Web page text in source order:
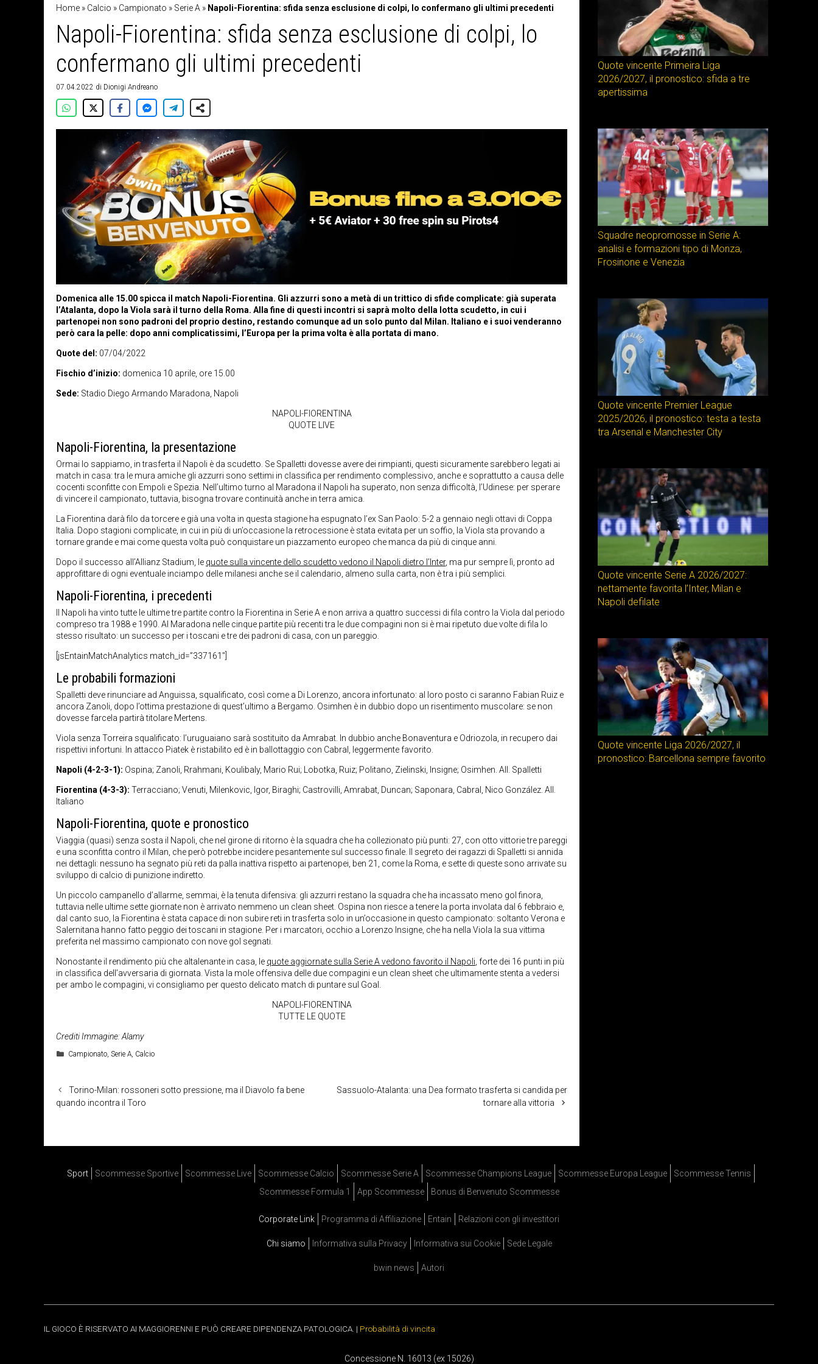
Home » Calcio » Campionato » Serie A » Napoli-Fiorentina: sfida senza esclusione di colpi, lo confermano gli ultimi precedenti
Napoli-Fiorentina: sfida senza esclusione di colpi, lo
confermano gli ultimi precedenti
07.04.2022 di Dionigi Andreano
Domenica alle 15.00 spicca il match Napoli-Fiorentina. Gli azzurri sono a metà di un trittico di sfide complicate: già superata
l’Atalanta, dopo la Viola sarà il turno della Roma. Alla fine di questi incontri si saprà molto della lotta scudetto, in cui i
partenopei non sono padroni del proprio destino, restando comunque ad un solo punto dal Milan. Italiano e i suoi venderanno
però cara la pelle: dopo anni complicatissimi, l’Europa per la prima volta è alla portata di mano.
Quote del: 07/04/2022
Fischio d’inizio: domenica 10 aprile, ore 15.00
Sede: Stadio Diego Armando Maradona, Napoli
NAPOLI-FIORENTINA
QUOTE LIVE
Napoli-Fiorentina, la presentazione
Ormai lo sappiamo, in trasferta il Napoli è da scudetto. Se Spalletti dovesse avere dei rimpianti, questi sicuramente sarebbero legati ai
match in casa: tra le mura amiche gli azzurri sono settimi in classifica per rendimento complessivo, anche e soprattutto a causa delle
cocenti sconfitte con Empoli e Spezia. Nell’ultimo turno al Maradona il Napoli ha superato, non senza difficoltà, l’Udinese: per sperare
di vincere il campionato, tuttavia, bisogna trovare continuità anche in terra amica.
La Fiorentina darà filo da torcere e già una volta in questa stagione ha espugnato l’ex San Paolo: 5-2 a gennaio negli ottavi di Coppa
Italia. Dopo stagioni complicate, in cui in più di un’occasione la retrocessione è stata evitata per un soffio, la Viola sta provando a
tornare grande e mai come questa volta può conquistare un piazzamento europeo che manca da più di cinque anni.
Dopo il successo all’Allianz Stadium, le quote sulla vincente dello scudetto vedono il Napoli dietro l’Inter, ma pur sempre lì, pronto ad
approfittare di ogni eventuale inciampo delle milanesi anche se il calendario, almeno sulla carta, non è tra i più semplici.
Napoli-Fiorentina, i precedenti
Il Napoli ha vinto tutte le ultime tre partite contro la Fiorentina in Serie A e non arriva a quattro successi di fila contro la Viola dal periodo
compreso tra 1988 e 1990. Al Maradona nelle cinque partite più recenti tra le due compagini non si è mai ripetuto due volte di fila lo
stesso risultato: un successo per i toscani e tre dei padroni di casa, con un pareggio.
[jsEntainMatchAnalytics match_id=”337161″]
Le probabili formazioni
Spalletti deve rinunciare ad Anguissa, squalificato, così come a Di Lorenzo, ancora infortunato: al loro posto ci saranno Fabian Ruiz e
ancora Zanoli, dopo l’ottima prestazione di quest’ultimo a Bergamo. Osimhen è in dubbio dopo un risentimento muscolare: se non
dovesse farcela partirà titolare Mertens.
Viola senza Torreira squalificato: l’uruguaiano sarà sostituito da Amrabat. In dubbio anche Bonaventura e Odriozola, in recupero dai
rispettivi infortuni. In attacco Piatek è ristabilito ed è in ballottaggio con Cabral, leggermente favorito.
Napoli (4-2-3-1): Ospina; Zanoli, Rrahmani, Koulibaly, Mario Rui; Lobotka, Ruiz; Politano, Zielinski, Insigne; Osimhen. All. Spalletti
Fiorentina (4-3-3): Terracciano; Venuti, Milenkovic, Igor, Biraghi; Castrovilli, Amrabat, Duncan; Saponara, Cabral, Nico González. All.
Italiano
Napoli-Fiorentina, quote e pronostico
Viaggia (quasi) senza sosta il Napoli, che nel girone di ritorno è la squadra che ha collezionato più punti: 27, con otto vittorie tre pareggi
e una sconfitta contro il Milan, che però potrebbe incidere pesantemente sul successo finale. Il segreto dei ragazzi di Spalletti si annida
nei dettagli: nessuno ha segnato più reti da palla inattiva rispetto ai partenopei, ben 21, come la Roma, e sette di queste sono arrivate su
sviluppo di calcio di punizione indiretto.
Un piccolo campanello d’allarme, semmai, è la tenuta difensiva: gli azzurri restano la squadra che ha incassato meno gol finora,
tuttavia nelle ultime sette giornate non è arrivato nemmeno un clean sheet. Ospina non riesce a tenere la porta involata dal 6 febbraio e,
dal canto suo, la Fiorentina è stata capace di non subire reti in trasferta solo in un’occasione in questo campionato: soltanto Verona e
Salernitana hanno fatto peggio dei toscani in stagione. Per i marcatori, occhio a Lorenzo Insigne, che ha nella Viola la sua vittima
preferita nel massimo campionato con nove gol segnati.
Nonostante il rendimento più che altalenante in casa, le quote aggiornate sulla Serie A vedono favorito il Napoli , forte dei 16 punti in più
in classifica dell’avversaria di giornata. Vista la mole offensiva delle due compagini e un clean sheet che ultimamente stenta a vedersi
per ambo le compagini, vi consigliamo per questo delicato match di puntare sul Goal.
NAPOLI-FIORENTINA
TUTTE LE QUOTE
Crediti Immagine: Alamy
Categorie
Campionato,Serie A, Calcio
Torino-Milan: rossoneri sotto pressione, ma il Diavolo fa bene
quando incontra il Toro
Sassuolo-Atalanta: una Dea formato trasferta si candida per
tornare alla vittoria
Quote vincente Primeira Liga
2026/2027, il pronostico: sfida a tre
apertissima
Squadre neopromosse in Serie A:
analisi e formazioni tipo di Monza,
Frosinone e Venezia
Quote vincente Premier League
2025/2026, il pronostico: testa a testa
tra Arsenal e Manchester City
Quote vincente Serie A 2026/2027:
nettamente favorita l’Inter, Milan e
Napoli defilate
Quote vincente Liga 2026/2027, il
pronostico: Barcellona sempre favorito
Sport Scommesse Sportive Scommesse Live Scommesse Calcio Scommesse Serie A Scommesse Champions League Scommesse Europa League
Scommesse Tennis
Scommesse Formula 1
App Scommesse Bonus di Benvenuto Scommesse
Corporate Link Programma di Affiliazione Entain Relazioni con gli investitori
Chi siamo Informativa sulla Privacy Informativa sui Cookie Sede Legale
bwin news Autori
IL GIOCO È RISERVATO AI MAGGIORENNI E PUÒ CREARE DIPENDENZA PATOLOGICA. | Probabilità di vincita
Concessione N. 16013 (ex 15026)